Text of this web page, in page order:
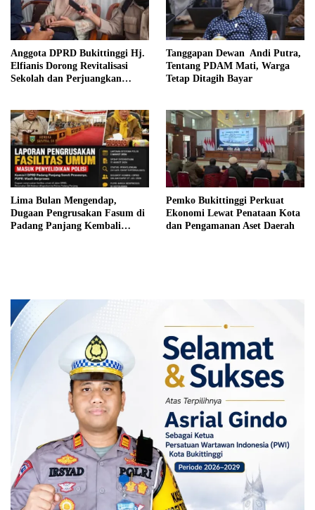
Anggota DPRD Bukittinggi Hj.
Elfianis Dorong Revitalisasi
Sekolah dan Perjuangkan
Tanggapan Dewan Andi Putra,
Tentang PDAM Mati, Warga
Tetap Ditagih Bayar
Lima Bulan Mengendap,
Dugaan Pengrusakan Fasum di
Padang Panjang Kembali
Pemko Bukittinggi Perkuat
Ekonomi Lewat Penataan Kota
dan Pengamanan Aset Daerah